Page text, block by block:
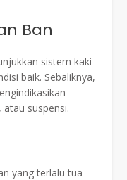
Ban
sistem kaki-
baik. Sebaliknya,
suspensi.
yang terlalu tua